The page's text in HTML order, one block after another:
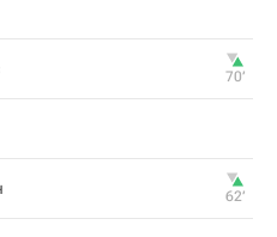
70‎’‎
62‎’‎